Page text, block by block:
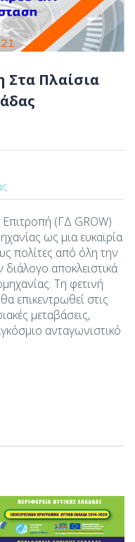
Στα Πλαίσια
(ΓΔ GROW)
ως μια ευκαιρία
πολίτες από όλη την
αποκλειστικά
Τη φετινή
επικεντρωθεί στις
μεταβάσεις,
ανταγωνιστικό